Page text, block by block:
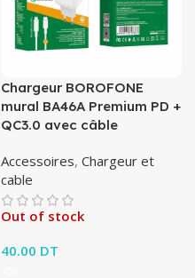
Chargeur BOROFONE
mural BA46A Premium PD +
QC3.0 avec câble
Accessoires, Chargeur et
cable
Out of stock
40.00 DT